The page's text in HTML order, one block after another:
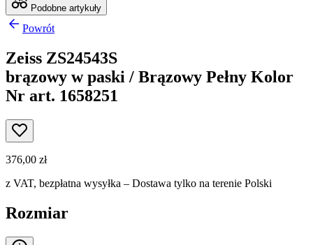
Podobne artykuły
Powrót
Zeiss ZS24543S
brązowy w paski / Brązowy Pełny Kolor
Nr art. 1658251
376,00 zł
z VAT, bezpłatna wysyłka – Dostawa tylko na terenie Polski
Rozmiar